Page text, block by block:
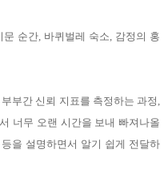
문 순간, 바퀴벌레 숙소, 감정의 홍
부간 신뢰 지표를 측정하는 과정,
너무 오랜 시간을 보내 빠져나올
을 설명하면서 알기 쉽게 전달하